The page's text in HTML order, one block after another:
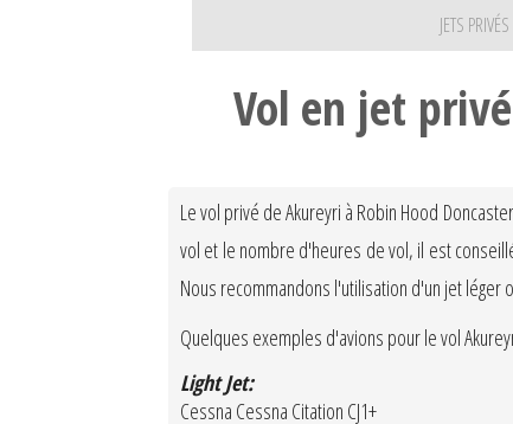
JETS
Vol en jet
Le vol privé de Akureyri à Robin Hood
vol et le nombre d'heures de vol, il est
Nous recommandons l'utilisation d'un jet léger
Quelques exemples d'avions pour le vol
Light Jet:
Cessna Cessna Citation CJ1+